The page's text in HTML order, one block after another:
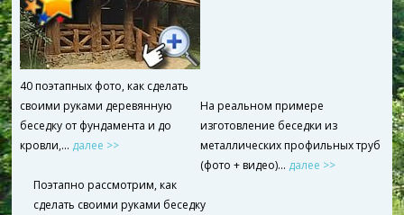
40 поэтапных фото, как сделать
своими руками деревянную
беседку от фундамента и до
кровли,... далее >>
На реальном примере
изготовление беседки из
металлических профильных труб
(фото + видео)… далее >>
Поэтапно рассмотрим, как
сделать своими руками беседку